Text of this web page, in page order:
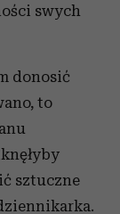
swych
donosić
to
sztuczne